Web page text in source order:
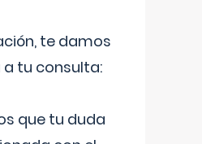
te damos
tu consulta:
que tu duda